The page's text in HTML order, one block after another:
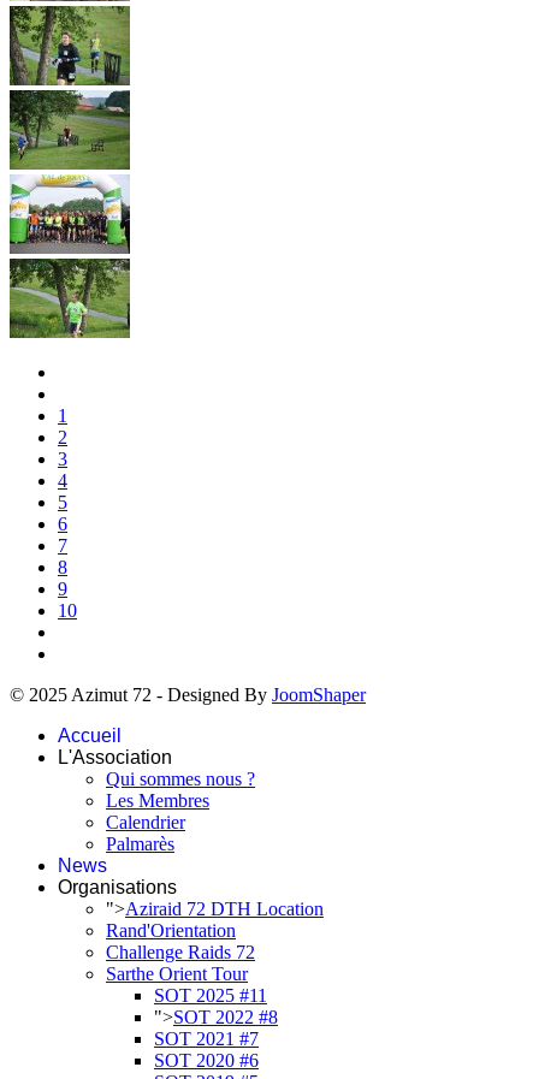
1
2
3
4
5
6
7
8
9
10
© 2025 Azimut 72 - Designed By JoomShaper
Accueil
L'Association
Qui sommes nous ?
Les Membres
Calendrier
Palmarès
News
Organisations
">Aziraid 72 DTH Location
Rand'Orientation
Challenge Raids 72
Sarthe Orient Tour
SOT 2025 #11
">SOT 2022 #8
SOT 2021 #7
SOT 2020 #6